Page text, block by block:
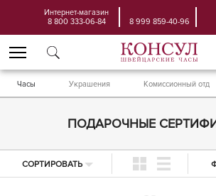
Интернет-магазин
8 800 333-06-84
8 999 859-40-96
Часы Украшения Комиссионный отд
ПОДАРОЧНЫЕ
СОРТИРОВАТЬ